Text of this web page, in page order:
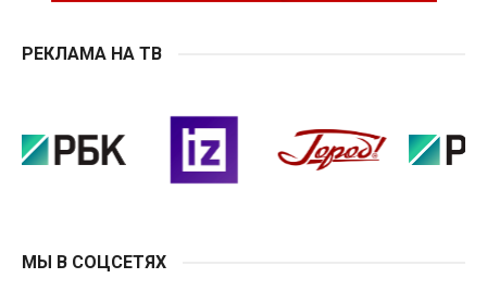
РЕКЛАМА НА ТВ
МЫ В СОЦСЕТЯХ